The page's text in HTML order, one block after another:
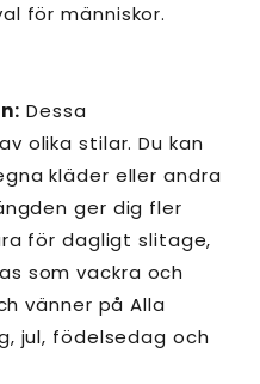
för människor.
Dessa
olika stilar. Du kan
kläder eller andra
ger dig fler
för dagligt slitage,
som vackra och
vänner på Alla
jul, födelsedag och